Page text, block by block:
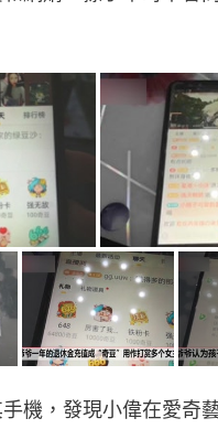
機，發現小偉在愛奇